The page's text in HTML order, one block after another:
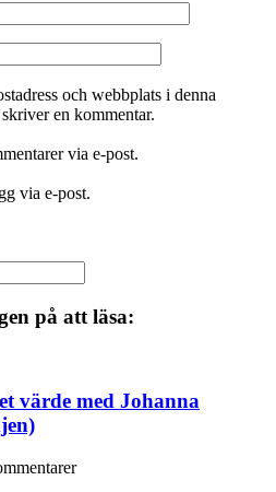
och webbplats i denna
en kommentar.
via e-post.
via e-post.
på att läsa:
värde med Johanna